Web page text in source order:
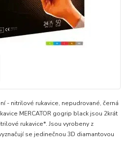
- nitrilové rukavice, nepudrované, černá
MERCATOR gogrip black jsou 2krát
rukavice*. Jsou vyrobeny z
se jedinečnou 3D diamantovou